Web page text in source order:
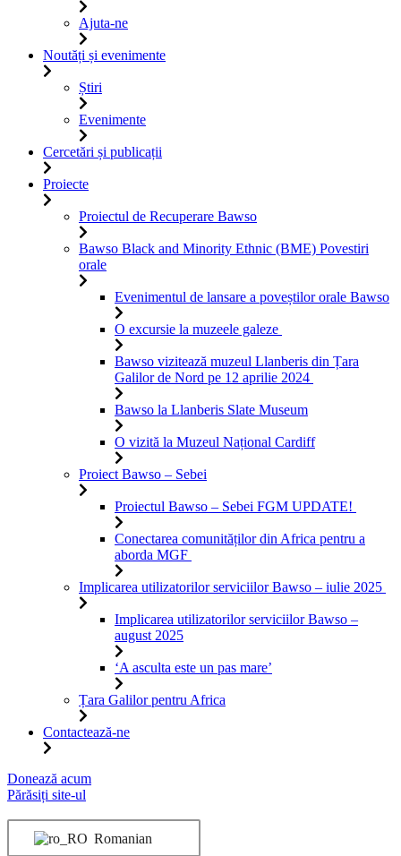
Ajuta-ne
Noutăți și evenimente
Știri
Evenimente
Cercetări și publicații
Proiecte
Proiectul de Recuperare Bawso
Bawso Black and Minority Ethnic (BME) Povestiri
orale
Evenimentul de lansare a poveștilor orale Bawso
O excursie la muzeele galeze
Bawso vizitează muzeul Llanberis din Țara
Galilor de Nord pe 12 aprilie 2024
Bawso la Llanberis Slate Museum
O vizită la Muzeul Național Cardiff
Proiect Bawso – Sebei
Proiectul Bawso – Sebei FGM UPDATE!
Conectarea comunităților din Africa pentru a
aborda MGF
Implicarea utilizatorilor serviciilor Bawso – iulie 2025
Implicarea utilizatorilor serviciilor Bawso –
august 2025
‘A asculta este un pas mare’
Țara Galilor pentru Africa
Contactează-ne
Sari
la
Donează acum
Părăsiți site-ul
Romanian